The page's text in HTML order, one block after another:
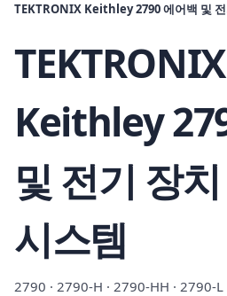
TEKTRONIX Keithley 2790 에어백 및
TEKTRONIX
Keithley
및 전기 장
시스템
2790 · 2790-H · 2790-HH · 2790-L